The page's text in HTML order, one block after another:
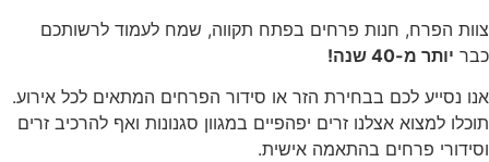
הפרח, חנות פרחים בפתח תקווה, שמח לעמוד לרשותכם
יותר מ-40 שנה!
נסייע לכם בבחירת הזר או סידור הפרחים המתאים לכל אירוע.
למצוא אצלנו זרים יפהפיים במגוון סגנונות ואף להרכיב זרים
פרחים בהתאמה אישית.